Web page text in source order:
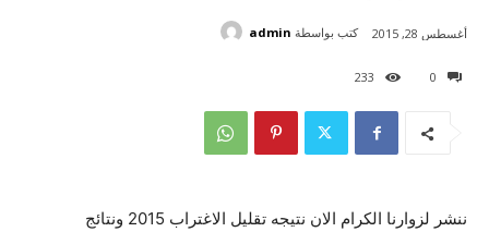
0
233
أغسطس 28, 2015 كتب بواسطة admin
ننشر لزوارنا الكرام الان نتيجه تقليل الاغتراب 2015 ونتائج